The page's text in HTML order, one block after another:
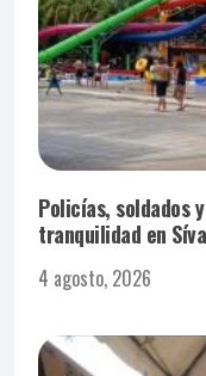
Policías, soldados
tranquilidad en
4 agosto, 2026